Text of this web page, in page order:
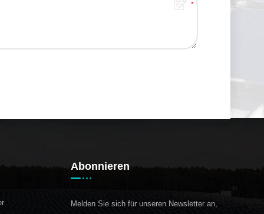
Abonnieren
Melden Sie sich für unseren Newsletter an,